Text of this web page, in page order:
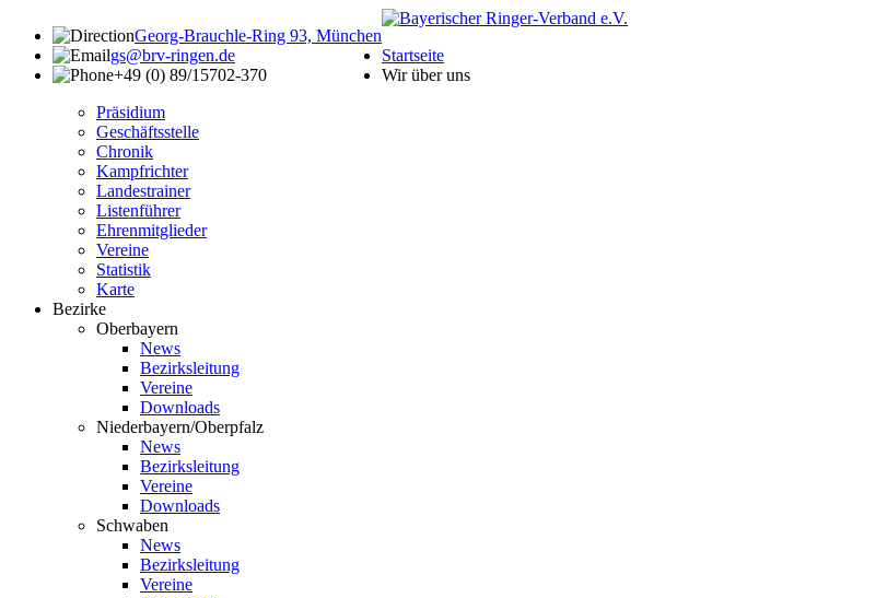
Georg-Brauchle-Ring 93, München
gs@brv-ringen.de
+49 (0) 89/15702-370
Startseite
Wir über uns
Präsidium
Geschäftsstelle
Chronik
Kampfrichter
Landestrainer
Listenführer
Ehrenmitglieder
Vereine
Statistik
Karte
Bezirke
Oberbayern
News
Bezirksleitung
Vereine
Downloads
Niederbayern/Oberpfalz
News
Bezirksleitung
Vereine
Downloads
Schwaben
News
Bezirksleitung
Vereine